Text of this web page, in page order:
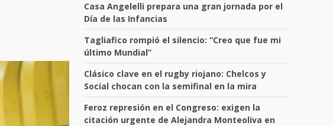
Casa Angelelli prepara una gran jornada por el
Día de las Infancias
Tagliafico rompió el silencio: “Creo que fue mi
último Mundial”
Clásico clave en el rugby riojano: Chelcos y
Social chocan con la semifinal en la mira
Feroz represión en el Congreso: exigen la
citación urgente de Alejandra Monteoliva en